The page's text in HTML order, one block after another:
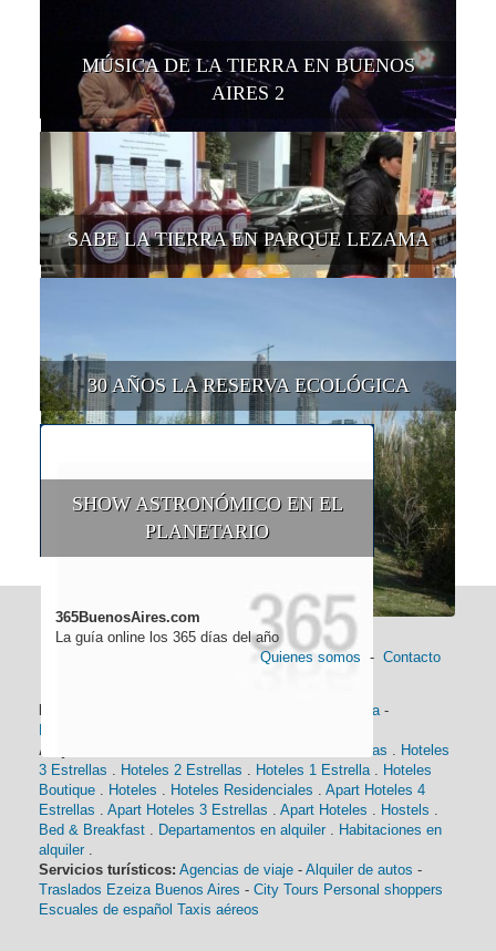
MÚSICA DE LA TIERRA EN BUENOS
AIRES 2
SABE LA TIERRA EN PARQUE LEZAMA
30 AÑOS LA RESERVA ECOLÓGICA
SHOW ASTRONÓMICO EN EL
PLANETARIO
365BuenosAires.com
La guía online los 365 días del año
Quienes somos - Contacto
Historia-
Alojamiento:
Hoteles 4 Estrellas . Hoteles
3 Estrellas . Hoteles 2 Estrellas . Hoteles 1 Estrella. Hoteles
Boutique . Hoteles . Hoteles Residenciales . Apart Hoteles 4
Estrellas . Apart Hoteles 3 Estrellas . Apart Hoteles . Hostels .
Bed & Breakfast . Departamentos en alquiler . Habitaciones en
alquiler .
Servicios turísticos: Agencias de viaje - Alquiler de autos -
Traslados Ezeiza Buenos Aires - City Tours Personal shoppers
Escuales de español Taxis aéreos